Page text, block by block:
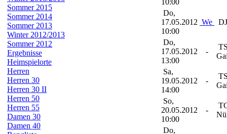
Sommer 2015
Sommer 2014
Sommer 2013
Winter 2012/2013
Sommer 2012
Ergebnisse
Heimspielorte
Herren
Herren 30
Herren 30 II
Herren 50
Herren 55
Damen 30
Damen 40
10:00
Do,
17.05.2012
10:00
We
Do,
17.05.2012
13:00
-
Sa,
19.05.2012
14:00
-
So,
20.05.2012
10:00
-
Do,